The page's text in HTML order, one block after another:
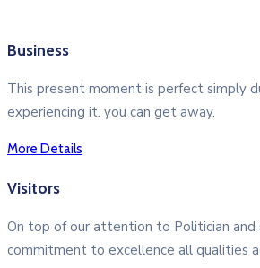
Business
This present moment is perfect simply
experiencing it. you can get away.
More Details
Visitors
On top of our attention to Politician and
commitment to excellence all qualities